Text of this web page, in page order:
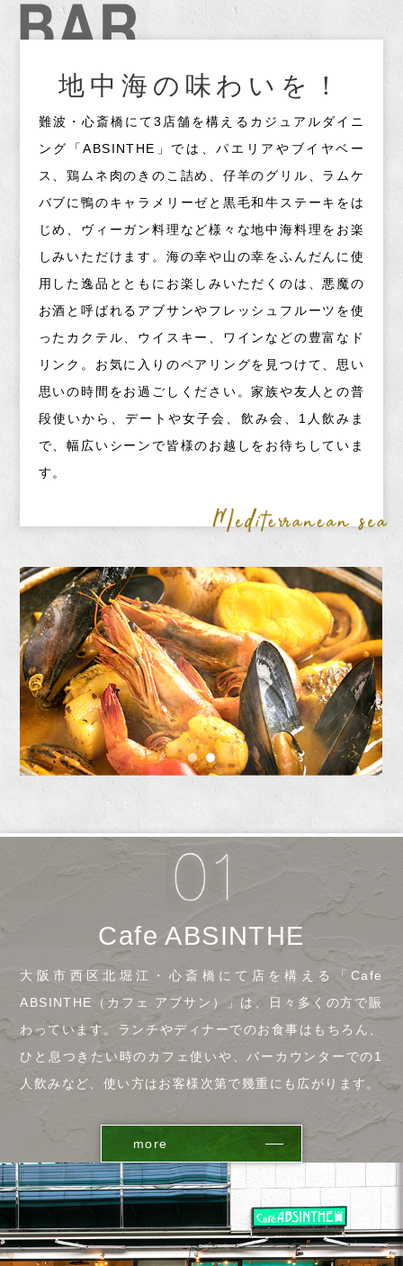
地中海の味わいを！
難波・心斎橋にて3店舗を構えるカジュアルダイニ
ング「ABSINTHE」では、パエリアやブイヤベー
ス、鶏ムネ肉のきのこ詰め、仔羊のグリル、ラムケ
バブに鴨のキャラメリーゼと黒毛和牛ステーキをは
じめ、ヴィーガン料理など様々な地中海料理をお楽
しみいただけます。海の幸や山の幸をふんだんに使
用した逸品とともにお楽しみいただくのは、悪魔の
お酒と呼ばれるアブサンやフレッシュフルーツを使
ったカクテル、ウイスキー、ワインなどの豊富なド
リンク。お気に入りのペアリングを見つけて、思い
思いの時間をお過ごしください。家族や友人との普
段使いから、デートや女子会、飲み会、1人飲みま
で、幅広いシーンで皆様のお越しをお待ちしていま
す。
Cafe ABSINTHE
大阪市西区北堀江・心斎橋にて店を構える「Cafe
ABSINTHE（カフェ アブサン）」は、日々多くの方で賑
わっています。ランチやディナーでのお食事はもちろん、
ひと息つきたい時のカフェ使いや、バーカウンターでの1
人飲みなど、使い方はお客様次第で幾重にも広がります。
more